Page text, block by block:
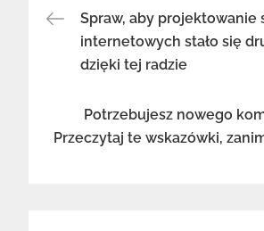
Nawigacja
wpisu
Spraw, aby projektowanie
internetowych stało się
dzięki tej radzie
Potrzebujesz nowego
Przeczytaj te wskazówki,